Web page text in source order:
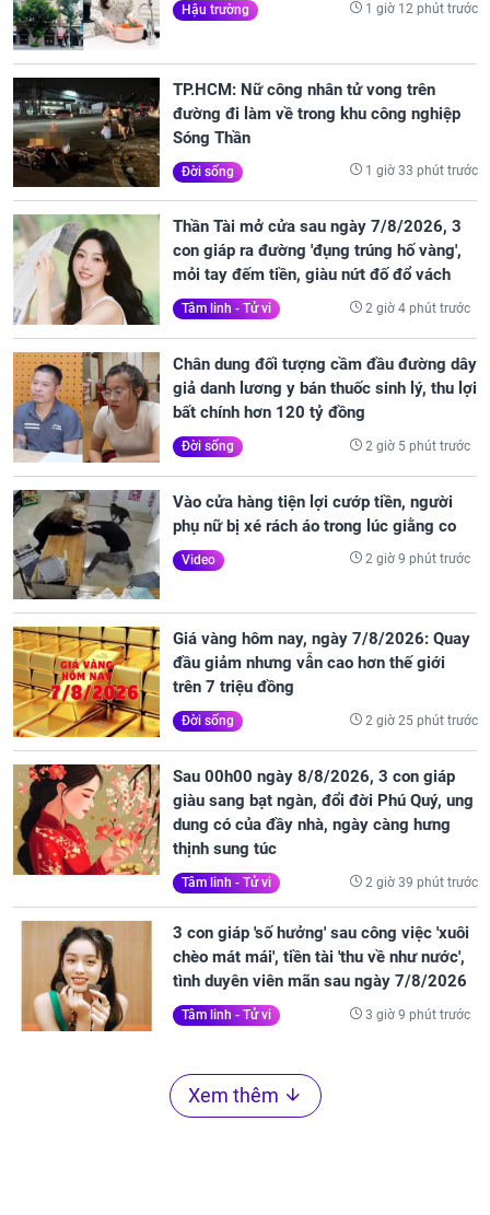
Hậu trường 1 giờ 12 phút trước
TP.HCM: Nữ công nhân tử vong trên
đường đi làm về trong khu công nghiệp
Sóng Thần
Đời sống 1 giờ 33 phút trước
Thần Tài mở cửa sau ngày 7/8/2026, 3
con giáp ra đường 'đụng trúng hố vàng',
mỏi tay đếm tiền, giàu nứt đố đổ vách
Tâm linh - Tử vi 2 giờ 4 phút trước
Chân dung đối tượng cầm đầu đường dây
giả danh lương y bán thuốc sinh lý, thu lợi
bất chính hơn 120 tỷ đồng
Đời sống 2 giờ 5 phút trước
Vào cửa hàng tiện lợi cướp tiền, người
phụ nữ bị xé rách áo trong lúc giằng co
Video 2 giờ 9 phút trước
Giá vàng hôm nay, ngày 7/8/2026: Quay
đầu giảm nhưng vẫn cao hơn thế giới
trên 7 triệu đồng
Đời sống 2 giờ 25 phút trước
Sau 00h00 ngày 8/8/2026, 3 con giáp
giàu sang bạt ngàn, đổi đời Phú Quý, ung
dung có của đầy nhà, ngày càng hưng
thịnh sung túc
Tâm linh - Tử vi 2 giờ 39 phút trước
3 con giáp 'số hưởng' sau công việc 'xuôi
chèo mát mái', tiền tài 'thu về như nước',
tình duyên viên mãn sau ngày 7/8/2026
Tâm linh - Tử vi 3 giờ 9 phút trước
Xem thêm